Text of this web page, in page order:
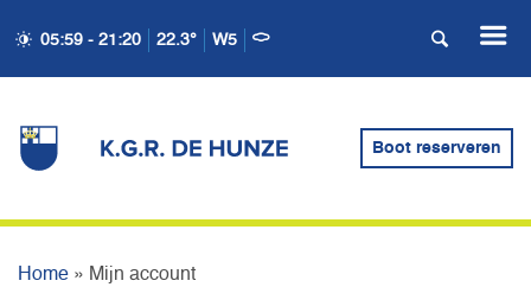
05:59 - 21:20 22.3° W5
Boot reserveren
Home » Mijn account